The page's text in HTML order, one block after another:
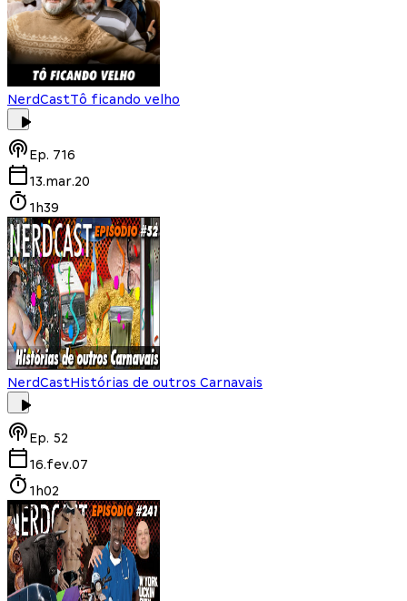
NerdCastTô ficando velho
Ep. 716
13.mar.20
1h39
NerdCastHistórias de outros Carnavais
Ep. 52
16.fev.07
1h02